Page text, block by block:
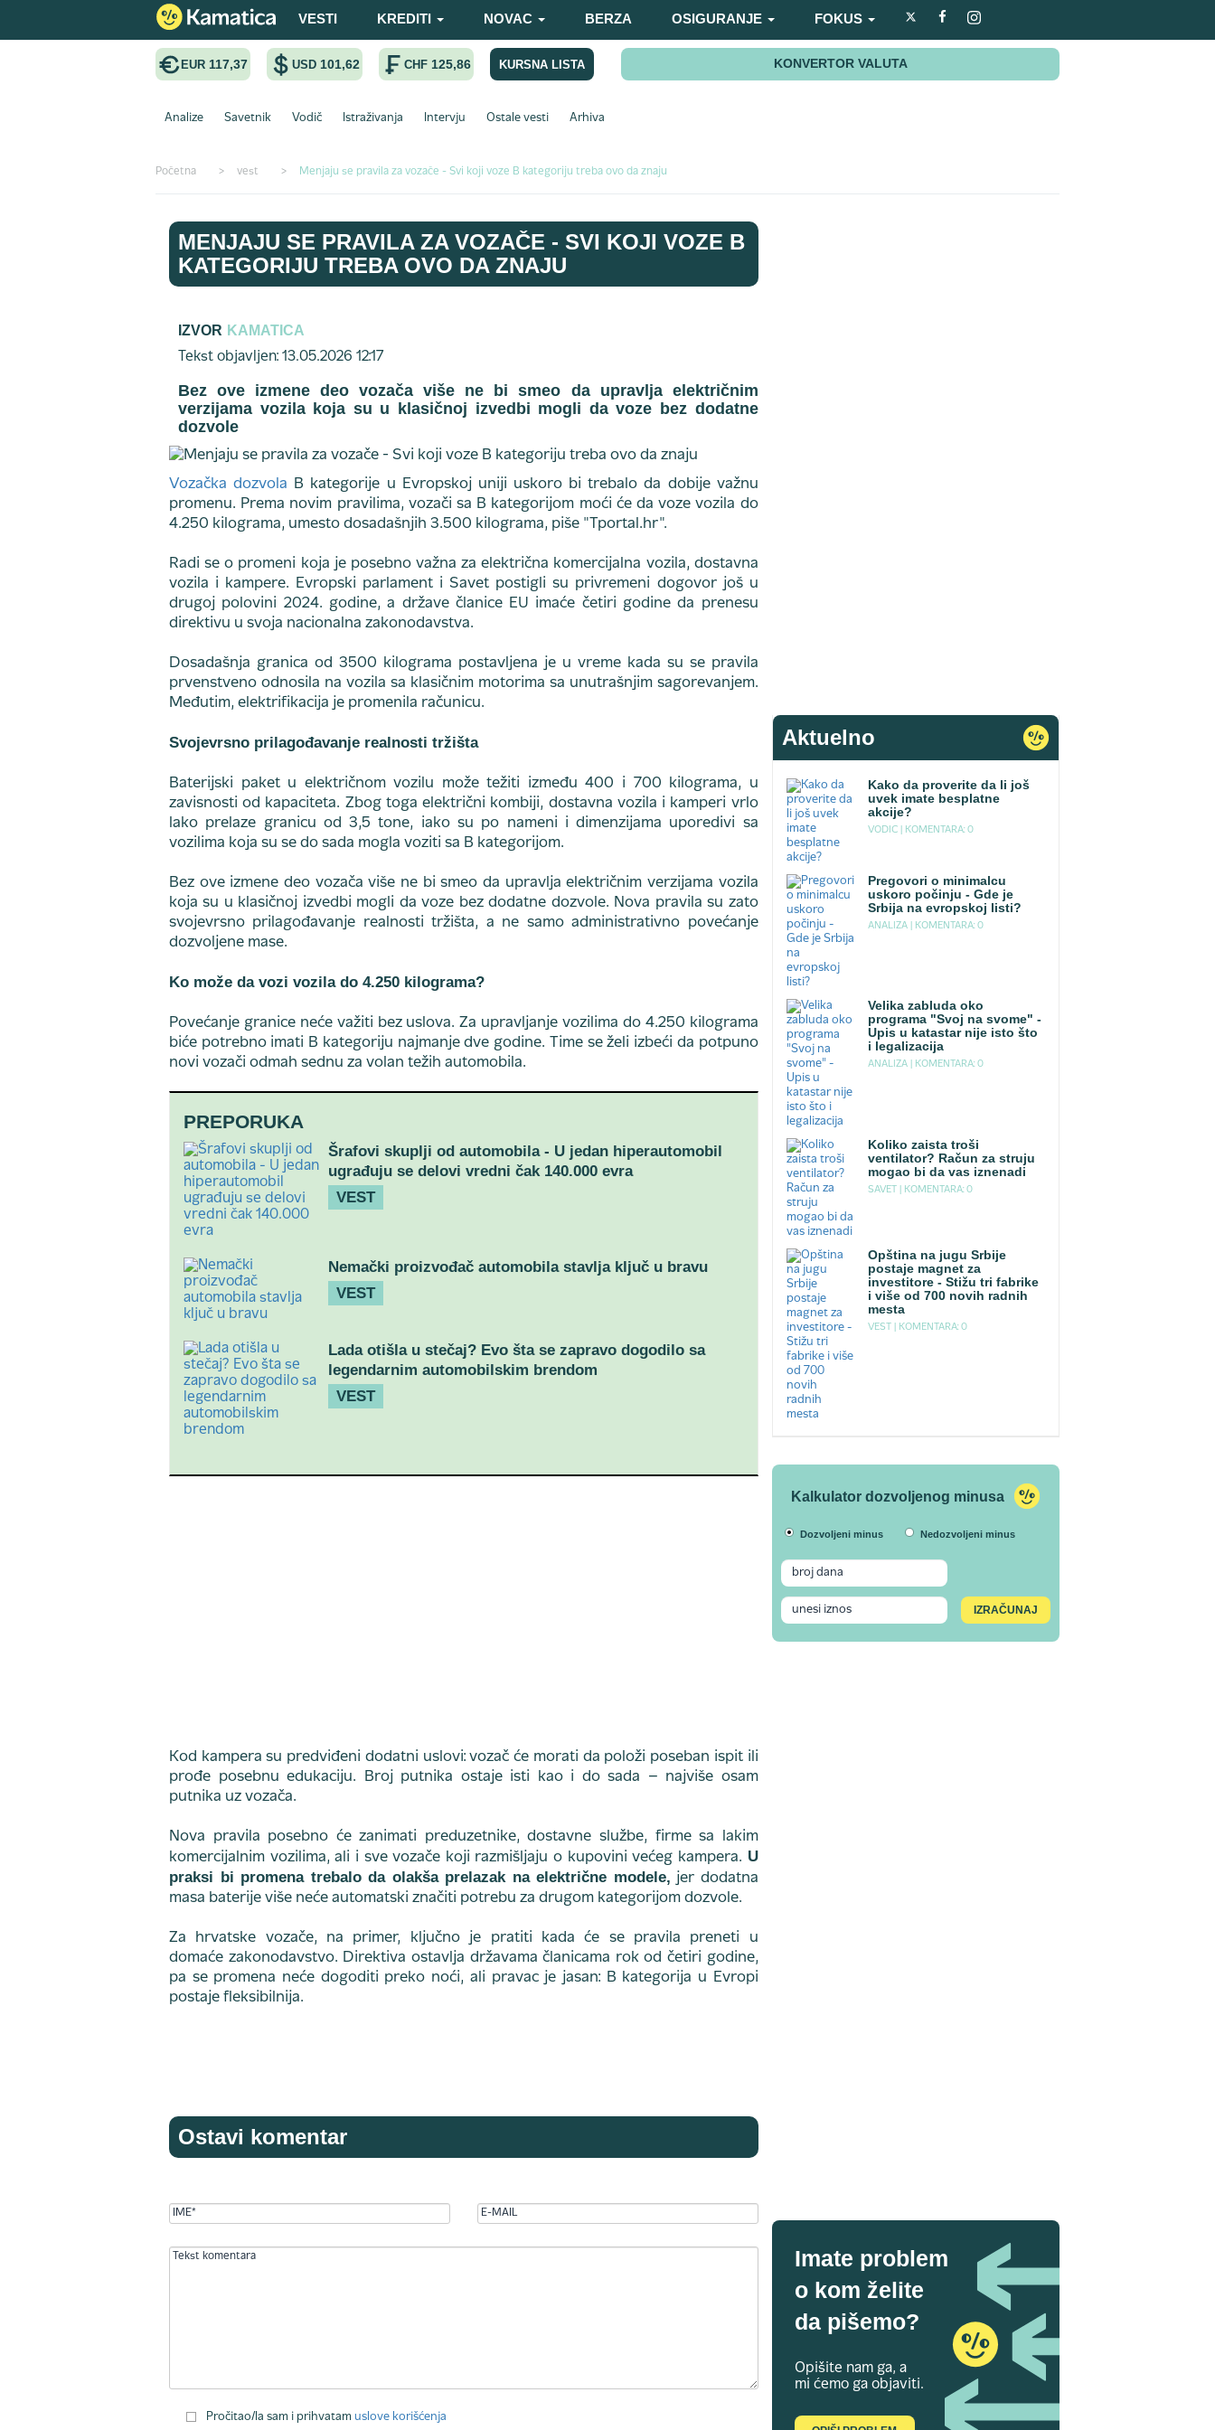
VESTI KREDITI NOVAC BERZA OSIGURANJE FOKUS
EUR 117,37 USD 101,62 CHF 125,86 KURSNA LISTA KONVERTOR VALUTA
Analize Savetnik Vodič Istraživanja Intervju Ostale vesti Arhiva
Početna > vest > Menjaju se pravila za vozače - Svi koji voze B kategoriju treba ovo da znaju
MENJAJU SE PRAVILA ZA VOZAČE - SVI KOJI VOZE B
KATEGORIJU TREBA OVO DA ZNAJU
IZVOR KAMATICA
Tekst objavljen: 13.05.2026 12:17
Bez ove izmene deo vozača više ne bi smeo da upravlja električnim
verzijama vozila koja su u klasičnoj izvedbi mogli da voze bez dodatne
dozvole
Vozačka dozvola B kategorije u Evropskoj uniji uskoro bi trebalo da dobije važnu
promenu. Prema novim pravilima, vozači sa B kategorijom moći će da voze vozila do
4.250 kilograma, umesto dosadašnjih 3.500 kilograma, piše "Tportal.hr".
Radi se o promeni koja je posebno važna za električna komercijalna vozila, dostavna
vozila i kampere. Evropski parlament i Savet postigli su privremeni dogovor još u
drugoj polovini 2024. godine, a države članice EU imaće četiri godine da prenesu
direktivu u svoja nacionalna zakonodavstva.
Dosadašnja granica od 3500 kilograma postavljena je u vreme kada su se pravila
prvenstveno odnosila na vozila sa klasičnim motorima sa unutrašnjim sagorevanjem.
Međutim, elektrifikacija je promenila računicu.
Svojevrsno prilagođavanje realnosti tržišta
Baterijski paket u električnom vozilu može težiti između 400 i 700 kilograma, u
zavisnosti od kapaciteta. Zbog toga električni kombiji, dostavna vozila i kamperi vrlo
lako prelaze granicu od 3,5 tone, iako su po nameni i dimenzijama uporedivi sa
vozilima koja su se do sada mogla voziti sa B kategorijom.
Bez ove izmene deo vozača više ne bi smeo da upravlja električnim verzijama vozila
koja su u klasičnoj izvedbi mogli da voze bez dodatne dozvole. Nova pravila su zato
svojevrsno prilagođavanje realnosti tržišta, a ne samo administrativno povećanje
dozvoljene mase.
Ko može da vozi vozila do 4.250 kilograma?
Povećanje granice neće važiti bez uslova. Za upravljanje vozilima do 4.250 kilograma
biće potrebno imati B kategoriju najmanje dve godine. Time se želi izbeći da potpuno
novi vozači odmah sednu za volan težih automobila.
PREPORUKA
Šrafovi skuplji od automobila - U jedan hiperautomobil
ugrađuju se delovi vredni čak 140.000 evra
VEST
Nemački proizvođač automobila stavlja ključ u bravu
VEST
Lada otišla u stečaj? Evo šta se zapravo dogodilo sa
legendarnim automobilskim brendom
VEST
Kod kampera su predviđeni dodatni uslovi: vozač će morati da položi poseban ispit ili
prođe posebnu edukaciju. Broj putnika ostaje isti kao i do sada – najviše osam
putnika uz vozača.
Nova pravila posebno će zanimati preduzetnike, dostavne službe, firme sa lakim
komercijalnim vozilima, ali i sve vozače koji razmišljaju o kupovini većeg kampera. U
praksi bi promena trebalo da olakša prelazak na električne modele, jer dodatna
masa baterije više neće automatski značiti potrebu za drugom kategorijom dozvole.
Za hrvatske vozače, na primer, ključno je pratiti kada će se pravila preneti u
domaće zakonodavstvo. Direktiva ostavlja državama članicama rok od četiri godine,
pa se promena neće dogoditi preko noći, ali pravac je jasan: B kategorija u Evropi
postaje fleksibilnija.
Ostavi komentar
Pročitao/la sam i prihvatam uslove korišćenja
Aktuelno
Kako da proverite da li još
uvek imate besplatne
akcije?
VODIC | KOMENTARA: 0
Pregovori o minimalcu
uskoro počinju - Gde je
Srbija na evropskoj listi?
ANALIZA | KOMENTARA: 0
Velika zabluda oko
programa "Svoj na svome" -
Upis u katastar nije isto što
i legalizacija
ANALIZA | KOMENTARA: 0
Koliko zaista troši
ventilator? Račun za struju
mogao bi da vas iznenadi
SAVET | KOMENTARA: 0
Opština na jugu Srbije
postaje magnet za
investitore - Stižu tri fabrike
i više od 700 novih radnih
mesta
VEST | KOMENTARA: 0
Kalkulator dozvoljenog minusa
Dozvoljeni minus Nedozvoljeni minus
Imate problem
o kom želite
da pišemo?
Opišite nam ga, a
mi ćemo ga objaviti.